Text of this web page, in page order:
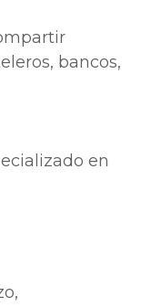
bancos,
en